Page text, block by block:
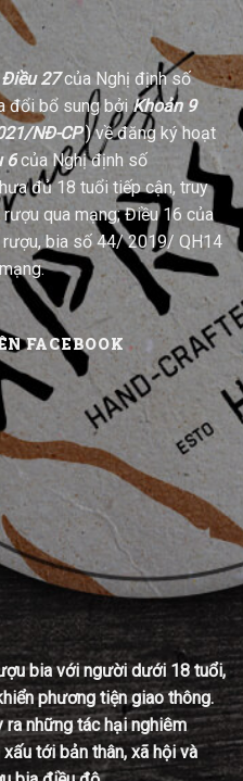
27của Nghị định số
bổ sung bởi Khoản 9
NĐ-CP) về đăng ký hoạt
6của Nghị định số
đủ 18 tuổi tiếp cận, truy
qua mạng; Điều 16 của
rượu, bia số 44/ 2019/ QH14
FACEBOOK
bia với người dưới 18 tuổi,
phương tiện giao thông.
ra những tác hại nghiêm
tới bản thân, xã hội và